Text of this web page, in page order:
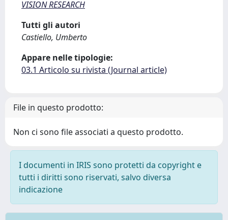
VISION RESEARCH
Tutti gli autori
Castiello, Umberto
Appare nelle tipologie:
03.1 Articolo su rivista (Journal article)
File in questo prodotto:
Non ci sono file associati a questo prodotto.
I documenti in IRIS sono protetti da copyright e
tutti i diritti sono riservati, salvo diversa
indicazione